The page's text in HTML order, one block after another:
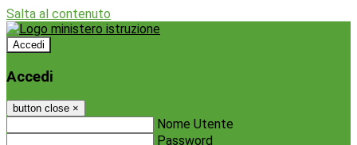
Salta al contenuto
Accedi
Accedi
button close ×
Nome Utente
Password